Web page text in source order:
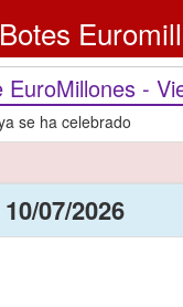
Botes
EuroMillones -
se ha celebrado
10/07/2026